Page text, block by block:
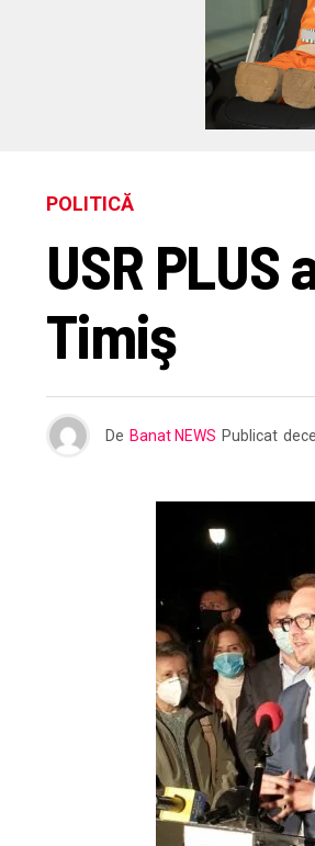
POLITICĂ
USR
Timiş
De Banat NEWS Publicat